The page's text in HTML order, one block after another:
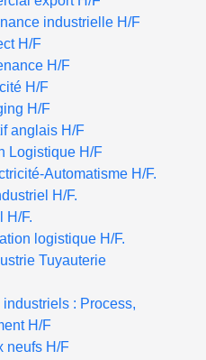
industrielle H/F
H/F
H/F
H/F
H/F
anglais H/F
Logistique H/F
Automatisme H/F.
H/F.
H/F.
logistique H/F.
Tuyauterie
: Process,
H/F
neufs H/F